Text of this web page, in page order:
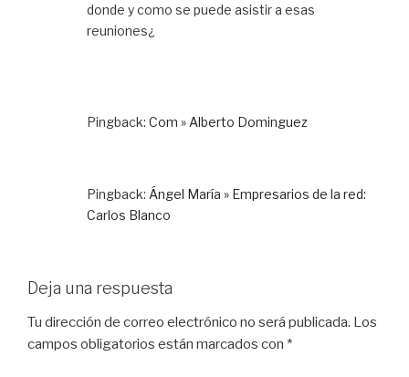
donde y como se puede asistir a esas
reuniones¿
Pingback: Com » Alberto Dominguez
Pingback: Ángel María » Empresarios de la red:
Carlos Blanco
Deja una respuesta
Tu dirección de correo electrónico no será publicada. Los
campos obligatorios están marcados con *